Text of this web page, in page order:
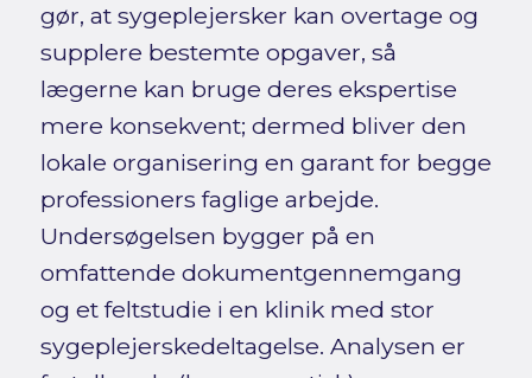
gør, at sygeplejersker kan overtage og
supplere bestemte opgaver, så
lægerne kan bruge deres ekspertise
mere konsekvent; dermed bliver den
lokale organisering en garant for begge
professioners faglige arbejde.
Undersøgelsen bygger på en
omfattende dokumentgennemgang
og et feltstudie i en klinik med stor
sygeplejerskedeltagelse. Analysen er